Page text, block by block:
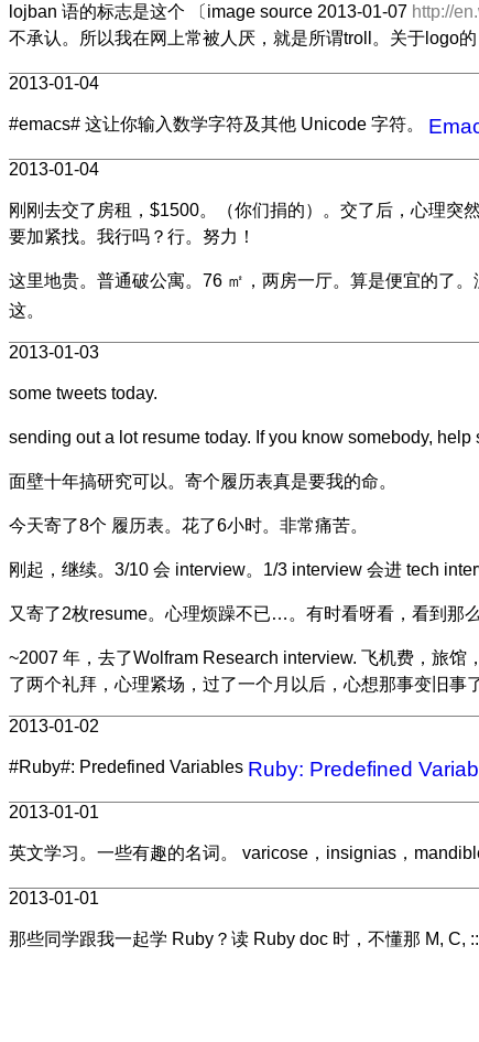
lojban 语的标志是这个 〔image source 2013-01-07 http://
不承认。所以我在网上常被人厌，就是所谓troll。关于logo
2013-01-04
#emacs# 这让你输入数学字符及其他 Unicode 字符。
2013-01-04
刚刚去交了房租，$1500。（你们捐的）。交了后，心理突
要加紧找。我行吗？行。努力！
这里地贵。普通破公寓。76 ㎡，两房一厅。算是便宜的了
这。
2013-01-03
some tweets today.
sending out a lot resume today. If you know somebody, help
面壁十年搞研究可以。寄个履历表真是要我的命。
今天寄了8个 履历表。花了6小时。非常痛苦。
刚起，继续。3/10 会 interview。1/3 interview 会进 tech
又寄了2枚resume。心理烦躁不已…。有时看呀看，看到那
~2007 年，去了Wolfram Research interview. 飞机费，旅
了两个礼拜，心理紧场，过了一个月以后，心想那事变旧事
2013-01-02
#Ruby#: Predefined Variables Ruby: Predefined
2013-01-01
英文学习。一些有趣的名词。 varicose，insignias，
2013-01-01
那些同学跟我一起学 Ruby？读 Ruby doc 时，不懂那 M, C,